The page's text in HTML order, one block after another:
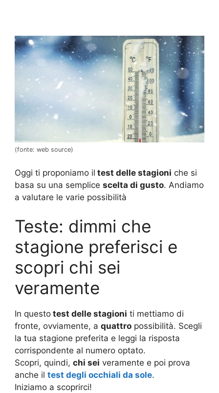
(fonte: web source)
Oggi ti proponiamo il test delle stagioni che si
basa su una semplice scelta di gusto. Andiamo
a valutare le varie possibilità
Teste: dimmi che
stagione preferisci e
scopri chi sei
veramente
In questo test delle stagioni ti mettiamo di
fronte, ovviamente, a quattro possibilità. Scegli
la tua stagione preferita e leggi la risposta
corrispondente al numero optato.
Scopri, quindi, chi sei veramente e poi prova
anche il test degli occhiali da sole.
Iniziamo a scoprirci!